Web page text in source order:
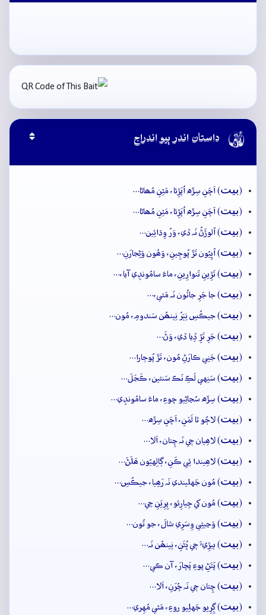
 داستان اندر ٻيو اندراج
(بيت) اَچَنِ سِڙَه اُپَڙِئا، مَٿِنِ مُھاڻا…
(بيت) اَچَنِ سِڙَه اُپَڙِئا، مَٿِنِ مُھاڻا…
(بيت) اُلوڙَڻُ نَہ ڏي، وَرُ وِڌائِين…
(بيت) اُڀِيُون تَڙَ پُوڄِينِ، وَھُون وَڻِجارَنِ…
(بيت) تَڙِينِ تَنوارِينِ، ماءَ سامُونڊِي آيا،…
(بيت) جا جَرِ جاٽُون نَہ مَئي،…
(بيت) جيڪُسِ نِٻَرُ نِينھُن سَندومِ، مُون…
(بيت) جَرِ تَڙِ ڏِيا ڏي، وَڻَ…
(بيت) جَنِي ڪارَڻِ مُون، تَڙَ پُوڄارا…
(بيت) سَنِهي لَڪِ نَڪ سَنئين، ڪَجَلَ…
(بيت) سِڙَه سُڃاڻِيو چوءِ، ماءَ سامُونڊِي…
(بيت) لاڄُو ٿا لَمَنِ، اَچَنِ سِڙَه…
(بيت) لاھِيان جٖي نَہ چِتان، اَلا…
(بيت) لاھِيندا ئِي ڪَنِ، ڳالِهيُون ھَلَڻَ…
(بيت) مُون جَهليندي نَہ رَھِيا، جيڪُسِ…
(بيت) مُون کي جِيارِئو، پِرِيَنِ جِي…
(بيت) وَڃيئِي وِسَرِي شالَ، جو تُون…
(بيت) ٻيڙِيءَ جٖي ڀُڻَنِ، نِينھُن نَہ…
(بيت) پَتَڻِ پوءِ پَچارَ، آن ڪي…
(بيت) چِتان جٖي نَہ چُرَنِ، اَلا…
(بيت) ڳِرِيو جَهلِيو روءِ، مَٿي مُهِري…